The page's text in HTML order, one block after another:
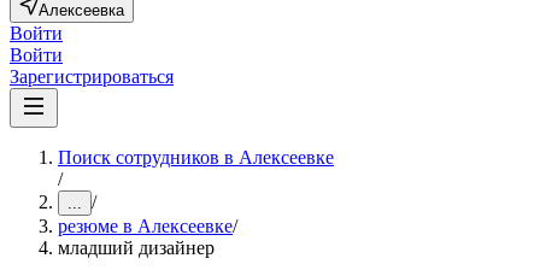
Алексеевка
Войти
Войти
Зарегистрироваться
Поиск сотрудников в Алексеевке
/
... /
резюме в Алексеевке/
младший дизайнер